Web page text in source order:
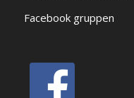
Facebook gruppen